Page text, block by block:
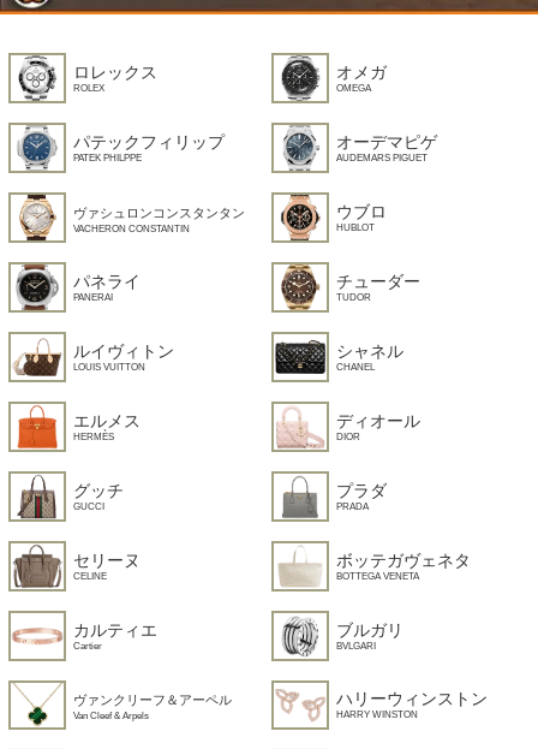
ロレックス
ROLEX
オメガ
OMEGA
パテックフィリップ
PATEK PHILPPE
オーデマピゲ
AUDEMARS PIGUET
ヴァシュロンコンスタンタン
VACHERON CONSTANTIN
ウブロ
HUBLOT
パネライ
PANERAI
チューダー
TUDOR
ルイヴィトン
LOUIS VUITTON
シャネル
CHANEL
エルメス
HERMÈS
ディオール
DIOR
グッチ
GUCCI
プラダ
PRADA
セリーヌ
CELINE
ボッテガヴェネタ
BOTTEGA VENETA
カルティエ
Cartier
ブルガリ
BVLGARI
ヴァンクリーフ＆アーペル
Van Cleef & Arpels
ハリーウィンストン
HARRY WINSTON